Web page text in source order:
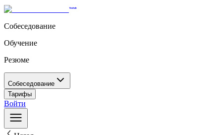
Собеседование
Обучение
Резюме
Собеседование
Тарифы
Войти